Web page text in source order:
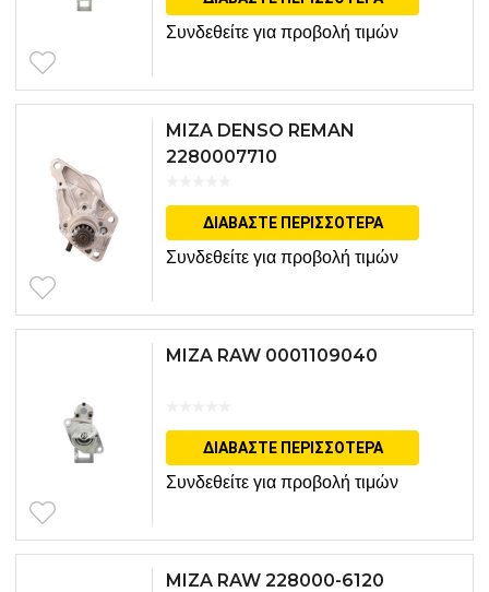
Συνδεθείτε για προβολή τιμών
MIZA DENSO REMAN
2280007710
ΔΙΑΒΆΣΤΕ ΠΕΡΙΣΣΌΤΕΡΑ
Συνδεθείτε για προβολή τιμών
MIZA RAW 0001109040
ΔΙΑΒΆΣΤΕ ΠΕΡΙΣΣΌΤΕΡΑ
Συνδεθείτε για προβολή τιμών
MIZA RAW 228000-6120